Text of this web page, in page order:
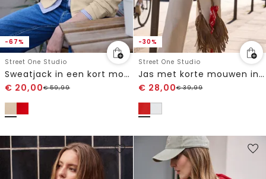
-67%
Street One Studio
Sweatjack in een kort model
€ 20,00€59,99
-30%
Street One Studio
Jas met korte mouwen in gebreide look met knopen
€ 28,00€39,99